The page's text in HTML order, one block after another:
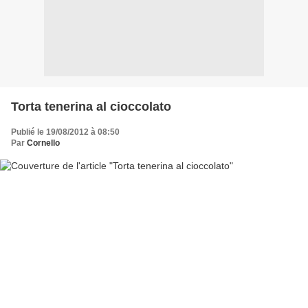
Torta tenerina al cioccolato
Publié le 19/08/2012 à 08:50
Par Cornello